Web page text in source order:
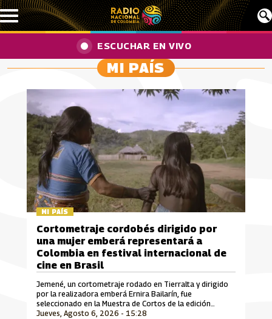
Pasar al contenido principal
ESCUCHAR EN VIVO
MI PAÍS
MI PAÍS
Jueves, Agosto 6, 2026 - 15:28
Cortometraje cordobés dirigido por
una mujer emberá representará a
Colombia en festival internacional de
cine en Brasil
Jemené, un cortometraje rodado en Tierralta y dirigido
por la realizadora emberá Ernira Bailarín, fue
seleccionado en la Muestra de Cortos de la edición
número 30 del Festival Internacional de Cine Florianópolis